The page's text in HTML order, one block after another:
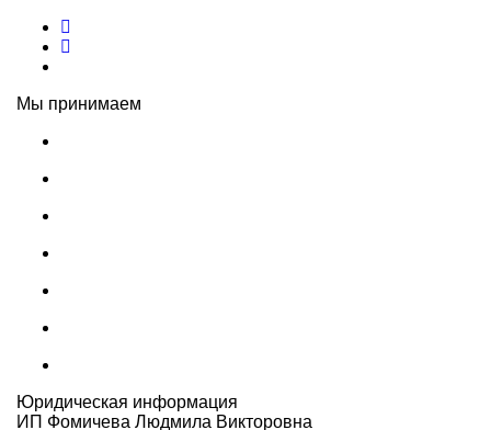
Мы принимаем
Юридическая информация
ИП Фомичева Людмила Викторовна